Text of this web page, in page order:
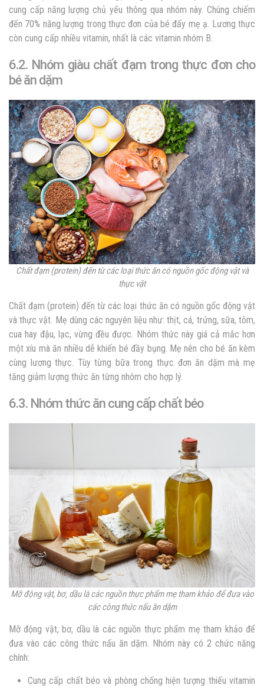
cung cấp năng lượng chủ yếu thông qua nhóm này. Chúng chiếm
đến 70% năng lượng trong thực đơn của bé đấy mẹ ạ. Lương thực
còn cung cấp nhiều vitamin, nhất là các vitamin nhóm B.
6.2. Nhóm giàu chất đạm trong thực đơn cho
bé ăn dặm
Chất đạm (protein) đến từ các loại thức ăn có nguồn gốc động vật và
thực vật
Chất đạm (protein) đến từ các loại thức ăn có nguồn gốc động vật
và thực vật. Mẹ dùng các nguyên liệu như: thịt, cá, trứng, sữa, tôm,
cua hay đậu, lạc, vừng đều được. Nhóm thức này giá cả mắc hơn
một xíu mà ăn nhiều dễ khiến bé đầy bụng. Mẹ nên cho bé ăn kèm
cùng lương thực. Tùy từng bữa trong thực đơn ăn dặm mà mẹ
tăng giảm lượng thức ăn từng nhóm cho hợp lý.
6.3. Nhóm thức ăn cung cấp chất béo
Mỡ động vật, bơ, dầu là các nguồn thực phẩm mẹ tham khảo để đưa vào
các công thức nấu ăn dặm
Mỡ động vật, bơ, dầu là các nguồn thực phẩm mẹ tham khảo để
đưa vào các công thức nấu ăn dặm. Nhóm này có 2 chức năng
chính:
Cung cấp chất béo và phòng chống hiện tượng thiếu vitamin